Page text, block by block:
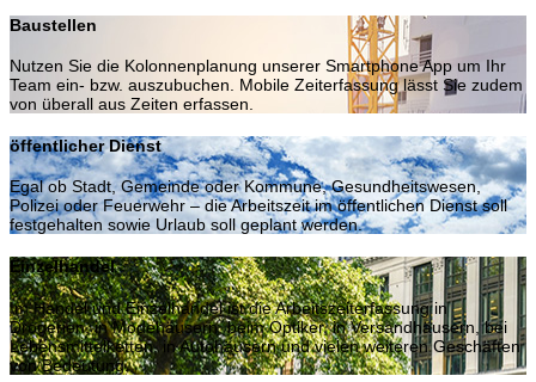
Baustellen
Nutzen Sie die Kolonnenplanung unserer Smartphone App um Ihr
Team ein- bzw. auszubuchen. Mobile Zeiterfassung lässt Sie zudem
von überall aus Zeiten erfassen.
öffentlicher Dienst
Egal ob Stadt, Gemeinde oder Kommune, Gesundheitswesen,
Polizei oder Feuerwehr – die Arbeitszeit im öffentlichen Dienst soll
festgehalten sowie Urlaub soll geplant werden.
Einzelhandel
Im Handel und Einzelhandel ist die Arbeitszeiterfassung in
Drogerien, in Modehäusern, beim Optiker, in Versandhäusern, bei
Lebensmittelketten, in Autohäusern und vielen weiteren Geschäften
von Bedeutung.